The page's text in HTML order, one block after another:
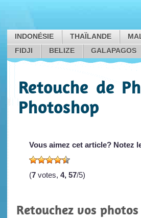
INDONÉSIE THAÏLANDE
FIDJI
BELIZE GALAPAGOS
Retouche de
Photoshop
Vous aimez cet article? Notez
(7 votes, 4, 57/5)
Retouchez vos